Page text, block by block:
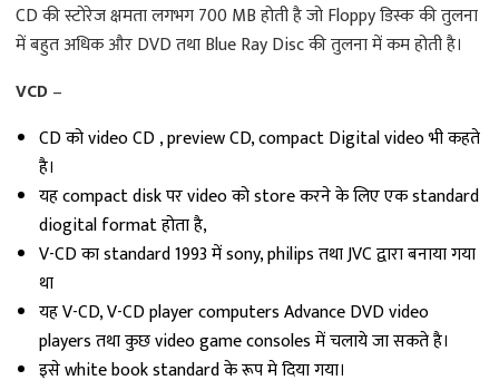
CD की स्टोरेज क्षमता लगभग 700 MB होती है जो Floppy डिस्क की तुलना
में बहुत अधिक और DVD तथा Blue Ray Disc की तुलना में कम होती है।
VCD–
CD को video CD , preview CD, compact Digital video भी कहते
है।
यह compact disk पर video को store करने के लिए एक standard
diogital format होता है,
V-CD का standard 1993 में sony, philips तथा JVC द्वारा बनाया गया
था
यह V-CD, V-CD player computers Advance DVD video
players तथा कुछ video game consoles में चलाये जा सकते है।
इसे white book standard के रूप मे दिया गया।